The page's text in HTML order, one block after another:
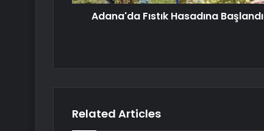
Adana'da Fıstık Hasadına Başlandı
Related Articles